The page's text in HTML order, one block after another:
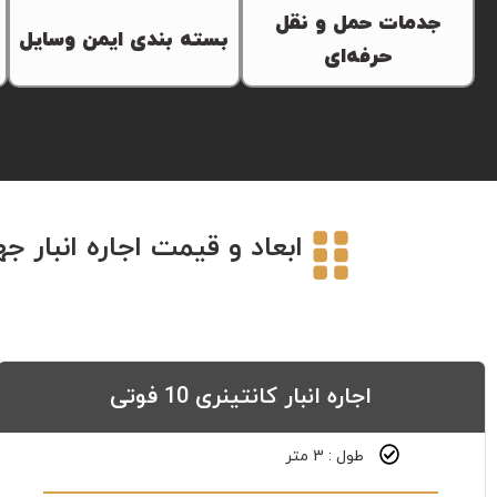
نظارت نگهبانان انجام می‌گیرد.
بمانند
جدمات حمل و نقل
حرفه‌ای
بارهای سنگین صنعتی وجود
دارد.
بسته بندی ایمن وسایل
صورت جابجایی، آسیب نبیند.
ابعاد و قیمت اجاره انبار جهیزیه در کرج | 5 نکته طلایی که قبل از اجاره
اجاره انبار کانتینری 10 فوتی
طول : 3 متر